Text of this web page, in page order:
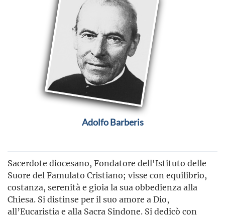
Adolfo Barberis
Sacerdote diocesano, Fondatore dell'Istituto delle
Suore del Famulato Cristiano; visse con equilibrio,
costanza, serenità e gioia la sua obbedienza alla
Chiesa. Si distinse per il suo amore a Dio,
all’Eucaristia e alla Sacra Sindone. Si dedicò con